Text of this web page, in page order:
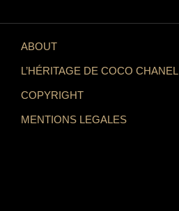
ABOUT
L’HÉRITAGE DE COCO CHANEL
COPYRIGHT
MENTIONS LEGALES